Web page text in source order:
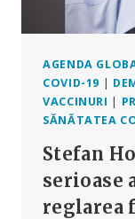
AGENDA
COVID-19 |
VACCINURI |
SĂNĂTATEA
Stefan
serioase
reglarea